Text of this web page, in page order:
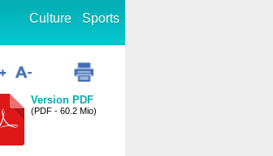
Culture Sports
Version PDF
(PDF - 60.2 Mio)